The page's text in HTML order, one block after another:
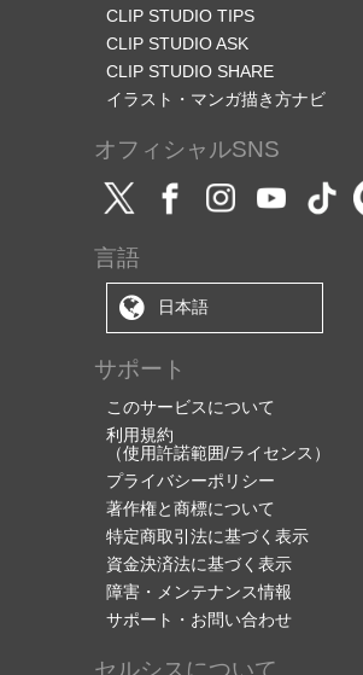
CLIP STUDIO TIPS
CLIP STUDIO ASK
CLIP STUDIO SHARE
イラスト・マンガ描き方ナビ
オフィシャルSNS
言語
日本語
サポート
このサービスについて
利用規約
（使用許諾範囲/ライセンス）
プライバシーポリシー
著作権と商標について
特定商取引法に基づく表示
資金決済法に基づく表示
障害・メンテナンス情報
サポート・お問い合わせ
セルシスについて